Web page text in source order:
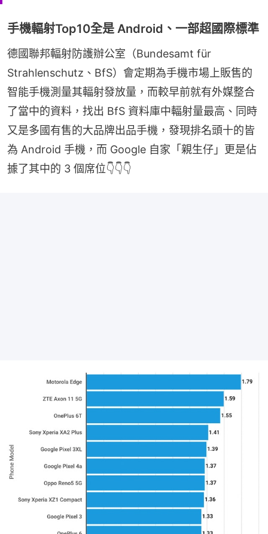
手機輻射Top10全是 Android、一部超國際標準
德國聯邦輻射防護辦公室（Bundesamt für
Strahlenschutz、BfS）會定期為手機市場上販售的
智能手機測量其輻射發放量，而較早前就有外媒整合
了當中的資料，找出 BfS 資料庫中輻射量最高、同時
又是多國有售的大品牌出品手機，發現排名頭十的皆
為 Android 手機，而 Google 自家「親生仔」更是佔
據了其中的 3 個席位👇👇👇